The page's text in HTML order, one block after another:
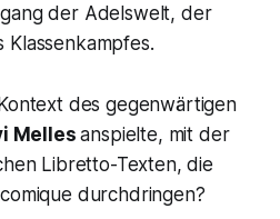
der Adelswelt, der
Klassenkampfes.
des gegenwärtigen
Mellesanspielte, mit der
Libretto-Texten, die
durchdringen?